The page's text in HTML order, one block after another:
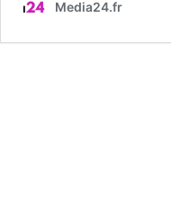
Media24.fr